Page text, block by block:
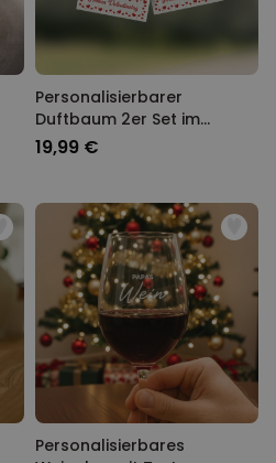
Personalisierbarer
Duftbaum 2er Set im
Polaroid-Look mit Herzen
19,99 €
Personalisierbares